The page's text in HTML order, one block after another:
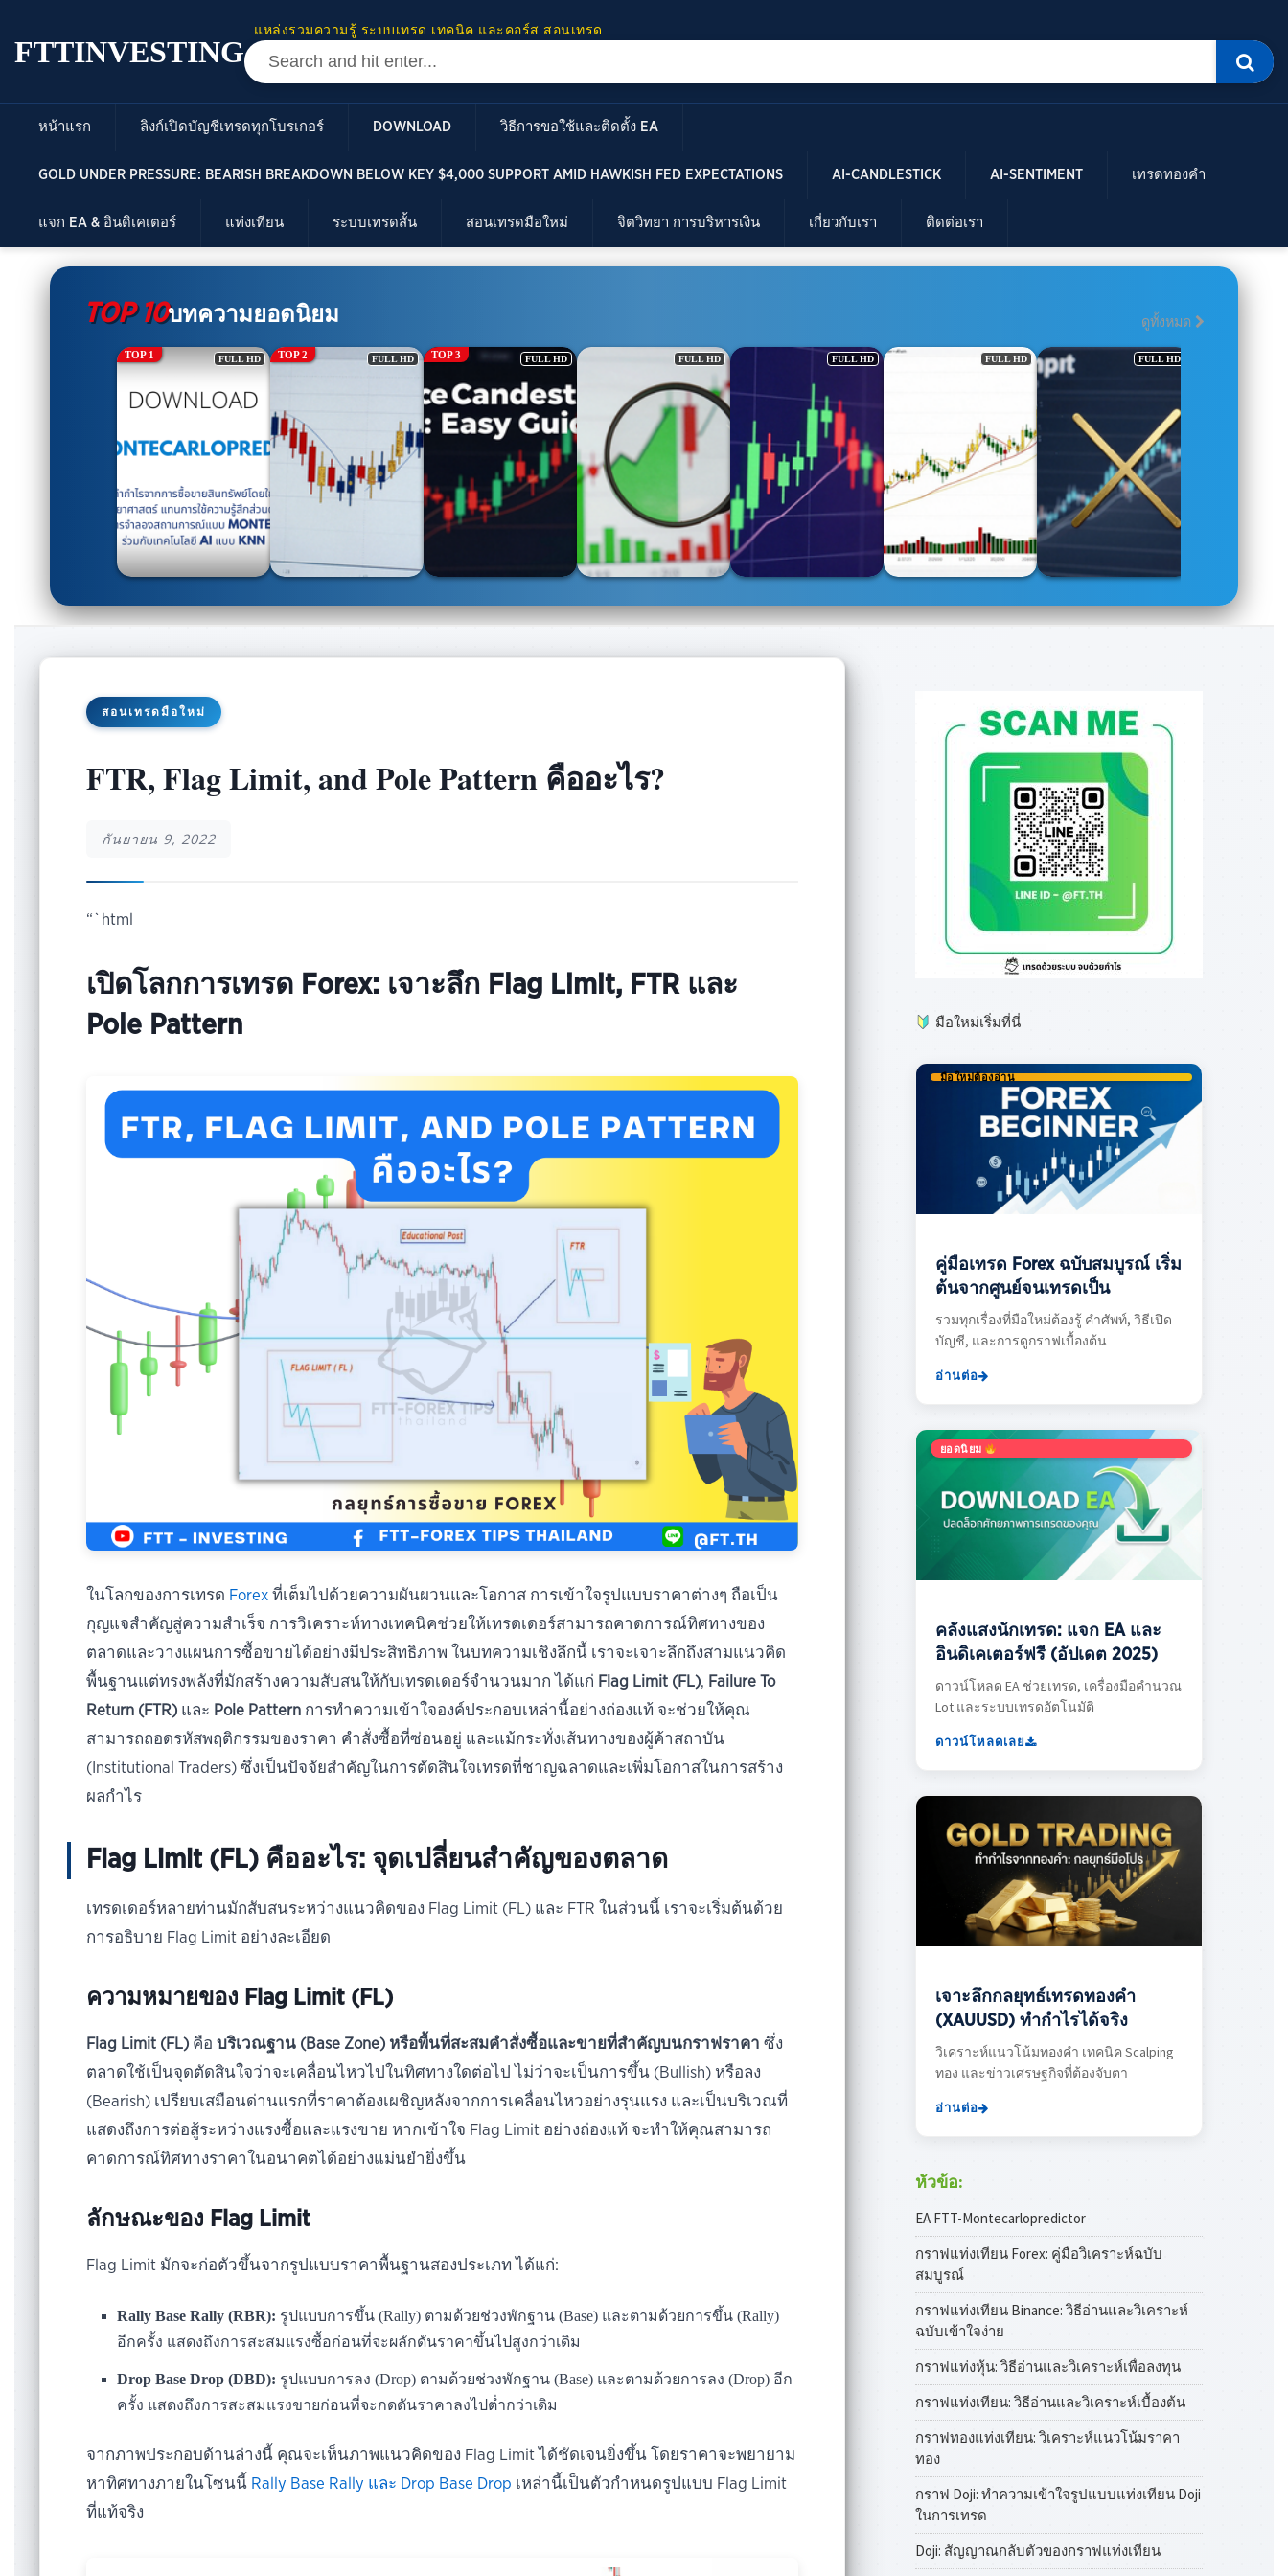
FTTINVESTING
แหล่งรวมความรู้ ระบบเทรด เทคนิค และคอร์ส สอนเทรด
หน้าแรก ลิงก์เปิดบัญชีเทรดทุกโบรเกอร์ DOWNLOAD วิธีการขอใช้และติดตั้ง EA
GOLD UNDER PRESSURE: BEARISH BREAKDOWN BELOW KEY $4,000 SUPPORT AMID HAWKISH FED EXPECTATIONS AI-CANDLESTICK AI-SENTIMENT เทรดทองคำ
แจก EA & อินดิเคเตอร์ แท่งเทียน ระบบเทรดสั้น สอนเทรดมือใหม่ จิตวิทยา การบริหารเงิน เกี่ยวกับเรา ติดต่อเรา
TOP 10บทความยอดนิยม ดูทั้งหมด
TOP 2 FULL HD TOP 3 FULL HD FULL HD FULL HD FULL HD FULL HD NEW
สอนเทรดมือใหม่
FTR, Flag Limit, and Pole Pattern คืออะไร?
กันยายน 9, 2022
“`html
เปิดโลกการเทรด Forex: เจาะลึก Flag Limit, FTR และ
Pole Pattern
ในโลกของการเทรด Forex ที่เต็มไปด้วยความผันผวนและโอกาส การเข้าใจรูปแบบราคาต่างๆ ถือเป็น
กุญแจสำคัญสู่ความสำเร็จ การวิเคราะห์ทางเทคนิคช่วยให้เทรดเดอร์สามารถคาดการณ์ทิศทางของ
ตลาดและวางแผนการซื้อขายได้อย่างมีประสิทธิภาพ ในบทความเชิงลึกนี้ เราจะเจาะลึกถึงสามแนวคิด
พื้นฐานแต่ทรงพลังที่มักสร้างความสับสนให้กับเทรดเดอร์จำนวนมาก ได้แก่ Flag Limit (FL), Failure To
Return (FTR) และ Pole Pattern การทำความเข้าใจองค์ประกอบเหล่านี้อย่างถ่องแท้ จะช่วยให้คุณ
สามารถถอดรหัสพฤติกรรมของราคา คำสั่งซื้อที่ซ่อนอยู่ และแม้กระทั่งเส้นทางของผู้ค้าสถาบัน
(Institutional Traders) ซึ่งเป็นปัจจัยสำคัญในการตัดสินใจเทรดที่ชาญฉลาดและเพิ่มโอกาสในการสร้าง
ผลกำไร
Flag Limit (FL) คืออะไร: จุดเปลี่ยนสำคัญของตลาด
เทรดเดอร์หลายท่านมักสับสนระหว่างแนวคิดของ Flag Limit (FL) และ FTR ในส่วนนี้ เราจะเริ่มต้นด้วย
การอธิบาย Flag Limit อย่างละเอียด
ความหมายของ Flag Limit (FL)
Flag Limit (FL) คือบริเวณฐาน (Base Zone) หรือพื้นที่สะสมคำสั่งซื้อและขายที่สำคัญบนกราฟราคา ซึ่ง
ตลาดใช้เป็นจุดตัดสินใจว่าจะเคลื่อนไหวไปในทิศทางใดต่อไป ไม่ว่าจะเป็นการขึ้น (Bullish) หรือลง
(Bearish) เปรียบเสมือนด่านแรกที่ราคาต้องเผชิญหลังจากการเคลื่อนไหวอย่างรุนแรง และเป็นบริเวณที่
แสดงถึงการต่อสู้ระหว่างแรงซื้อและแรงขาย หากเข้าใจ Flag Limit อย่างถ่องแท้ จะทำให้คุณสามารถ
คาดการณ์ทิศทางราคาในอนาคตได้อย่างแม่นยำยิ่งขึ้น
ลักษณะของ Flag Limit
Flag Limit มักจะก่อตัวขึ้นจากรูปแบบราคาพื้นฐานสองประเภท ได้แก่:
Rally Base Rally (RBR): รูปแบบการขึ้น (Rally) ตามด้วยช่วงพักฐาน (Base) และตามด้วยการขึ้น (Rally)
อีกครั้ง แสดงถึงการสะสมแรงซื้อก่อนที่จะผลักดันราคาขึ้นไปสูงกว่าเดิม
Drop Base Drop (DBD): รูปแบบการลง (Drop) ตามด้วยช่วงพักฐาน (Base) และตามด้วยการลง (Drop) อีก
ครั้ง แสดงถึงการสะสมแรงขายก่อนที่จะกดดันราคาลงไปต่ำกว่าเดิม
จากภาพประกอบด้านล่างนี้ คุณจะเห็นภาพแนวคิดของ Flag Limit ได้ชัดเจนยิ่งขึ้น โดยราคาจะพยายาม
หาทิศทางภายในโซนนี้ Rally Base Rally และ Drop Base Drop เหล่านี้เป็นตัวกำหนดรูปแบบ Flag Limit
ที่แท้จริง
มือใหม่เริ่มที่นี่
มือใหม่ต้องอ่าน
คู่มือเทรด Forex ฉบับสมบูรณ์ เริ่ม
ต้นจากศูนย์จนเทรดเป็น
รวมทุกเรื่องที่มือใหม่ต้องรู้ คำศัพท์, วิธีเปิด
บัญชี, และการดูกราฟเบื้องต้น
อ่านต่อ
ยอดนิยม
คลังแสงนักเทรด: แจก EA และ
อินดิเคเตอร์ฟรี (อัปเดต 2025)
ดาวน์โหลด EA ช่วยเทรด, เครื่องมือคำนวณ
Lot และระบบเทรดอัตโนมัติ
ดาวน์โหลดเลย
เจาะลึกกลยุทธ์เทรดทองคำ
(XAUUSD) ทำกำไรได้จริง
วิเคราะห์แนวโน้มทองคำ เทคนิค Scalping
ทอง และข่าวเศรษฐกิจที่ต้องจับตา
อ่านต่อ
หัวข้อ:
EA FTT-Montecarlopredictor
กราฟแท่งเทียน Forex: คู่มือวิเคราะห์ฉบับ
สมบูรณ์
กราฟแท่งเทียน Binance: วิธีอ่านและวิเคราะห์
ฉบับเข้าใจง่าย
กราฟแท่งหุ้น: วิธีอ่านและวิเคราะห์เพื่อลงทุน
กราฟแท่งเทียน: วิธีอ่านและวิเคราะห์เบื้องต้น
กราฟทองแท่งเทียน: วิเคราะห์แนวโน้มราคา
ทอง
กราฟ Doji: ทำความเข้าใจรูปแบบแท่งเทียน Doji
ในการเทรด
Doji: สัญญาณกลับตัวของกราฟแท่งเทียน